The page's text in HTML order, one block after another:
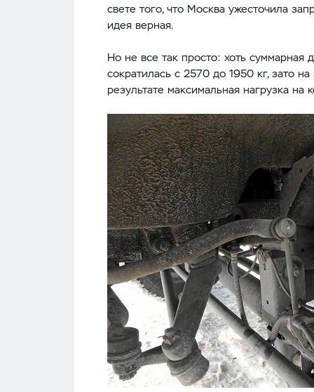
свете того, что Москва ужесточила
идея верная.
Но не все так просто: хоть суммарная
сократилась с 2570 до 1950 кг, зато
результате максимальная нагрузка